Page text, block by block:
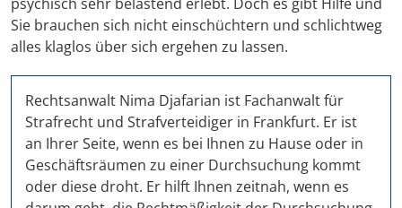
Sie brauchen sich nicht einschüchtern und schlichtweg
alles klaglos über sich ergehen zu lassen.
Rechtsanwalt Nima Djafarian ist Fachanwalt für
Strafrecht und Strafverteidiger in Frankfurt. Er ist
an Ihrer Seite, wenn es bei Ihnen zu Hause oder in
Geschäftsräumen zu einer Durchsuchung kommt
oder diese droht. Er hilft Ihnen zeitnah, wenn es